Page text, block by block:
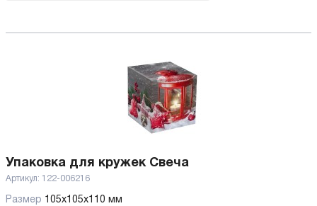
Упаковка для кружек Свеча
Артикул: 122-006216
Размер 105х105х110 мм